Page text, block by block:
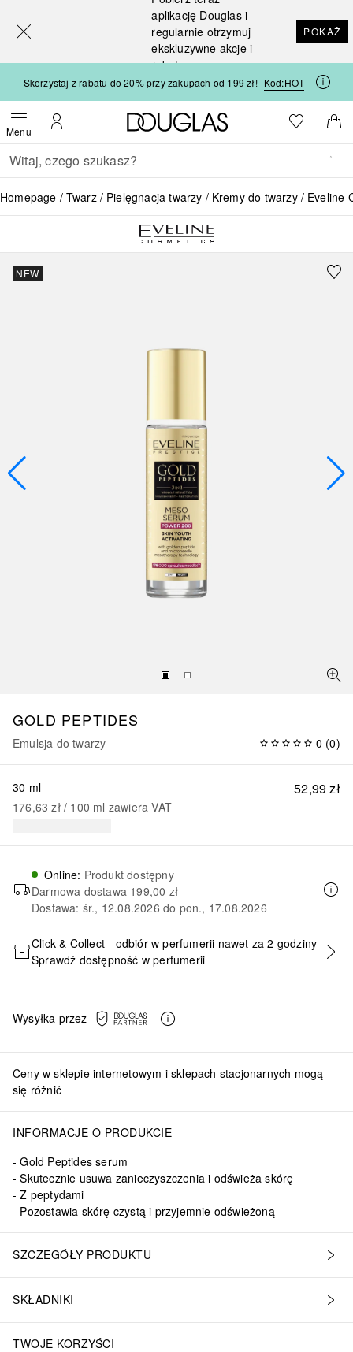
aplikację Douglas i
regularnie otrzymuj
ekskluzywne akcje i
rabaty
POKAŻ
Skorzystaj z rabatu do 20% przy zakupach od 199 zł! Kod:HOT
MenuOtwórz menuMoje konto
Strona główna Douglas
Do listyDo
Wracać
Wykonaj wyszukiwanie
Homepage Twarz Pielęgnacja twarzy Kremy do twarzy Eveline
NEW
GOLD PEPTIDES
Emulsja do twarzy 0 (0)
52,99 zł
30 ml
176,63 zł / 100 ml zawiera VAT
Online: Produkt dostępny
Darmowa dostawa 199,00 zł
Dostawa: śr., 12.08.2026 do pon., 17.08.2026
DODAJ DO KOSZYKA
Click & Collect - odbiór w perfumerii nawet za 2 godziny
Sprawdź dostępność w perfumerii
Wysyłka przez
Ceny w sklepie internetowym i sklepach stacjonarnych mogą
się różnić
INFORMACJE O PRODUKCIE
Gold Peptides serum
Skutecznie usuwa zanieczyszczenia i odświeża skórę
Z peptydami
Pozostawia skórę czystą i przyjemnie odświeżoną
SZCZEGÓŁY PRODUKTU
SKŁADNIKI
oczyszczoną skórę twarzy, szyi i dekoltu. Delikatnie wklep
TWOJE KORZYŚCI
[navigation.slideout.screenreader]